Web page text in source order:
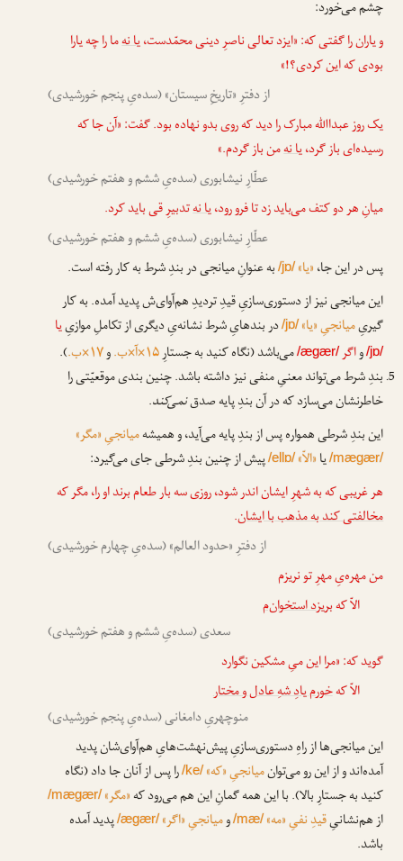
چشم می‌خورد:
و یاران را گفتی که: «ایزد تعالی ناصرِ دینی محمّدست،یا نهما را چه یارا
بودی که این کردی؟!»
از دفترِ «تاریخِ سیستان» (سده‌یِ پنجم خورشیدی)
یک روز عبداﷲ مبارک را دید که روی بدو نهاده بود. گفت: «آن جا که
رسیده‌ای باز گرد،یا نهمن باز گردم.»
عطّارِ نیشابوری (سده‌یِ ششم و هفتم خورشیدی)
میانِ هر دو کتف می‌باید زد تا فرو رود،یا نهتدبیرِ قی باید کرد.
عطّارِ نیشابوری (سده‌یِ ششم و هفتم خورشیدی)
پس در این جا،«یا»/jɒ/
به عنوانِ میانجی در بندِ شرط به کار رفته است.
این میانجی نیز از دستوری‌سازیِ قیدِ تردیدِ هم‌آوای‌ش پدید آمده. به کار
گیریِمیانجیِ «یا»/jɒ/ در بندهایِ شرط نشانه‌یِ دیگری از تکاملِ موازیِیا
/jɒ/واگر/ægær/می‌باشد (نگاه کنید به جستارِ۱۵×آ×ب. و۱۷×ب.
).
بندِ شرط می‌تواند معنیِ منفی نیز داشته باشد. چنین بندی موقعیّتی را
خاطرنشان می‌سازد که در آن بندِ پایه صدقنمی‌کند.
این بندِ شرطی همواره پس از بندِ پایه می‌آید، و همیشهمیانجیِ «مگر»
/mægær/ یا«الاّ»/ellɒ/
پیش از چنین بندِ شرطی جای می‌گیرد:
هر غریبی که به شهرِ ایشان اندر شود، روزی سه بار طعام برند او را، مگر که
مخالفتی کند به مذهب با ایشان.
از دفترِ «حدود العالم» (سده‌یِ چهارم خورشیدی)
من مهره‌یِ مهرِ تو نریزم
الاّ کهبریزد استخوان‌م
سعدی (سده‌یِ ششم و هفتم خورشیدی)
گوید که: «مرا این میِ مشکین نگوارد
الاّ کهخورم یادِ شهِ عادل و مختار
منوچهریِ دامغانی (سده‌یِ پنجم خورشیدی)
این میانجی‌ها از راهِ دستوری‌سازیِ پیش‌نهشت‌هایِ هم‌آوای‌شان پدید
آمده‌اند و از این رو می‌توانمیانجیِ «که»/ke/
را پس از آنان جا داد (نگاه
کنید به جستارِ بالا). با این همه گمانِ این هم می‌رود که«مگر»/mægær/
از هم‌نشانیِقیدِ نفیِ «مه»/mæ/ ومیانجیِ «اگر»/ægær/
پدید آمده
باشد.